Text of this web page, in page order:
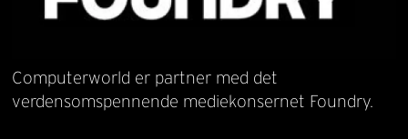
Computerworld er partner med det
verdensomspennende mediekonsernet Foundry.